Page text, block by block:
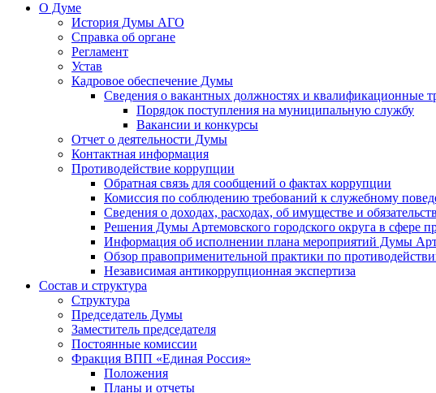
О Думе
История Думы АГО
Справка об органе
Регламент
Устав
Кадровое обеспечение Думы
Сведения о вакантных должностях и квалификационные
Порядок поступления на муниципальную службу
Вакансии и конкурсы
Отчет о деятельности Думы
Контактная информация
Противодействие коррупции
Обратная связь для сообщений о фактах коррупции
Комиссия по соблюдению требований к служебному
Сведения о доходах, расходах, об имуществе и
Решения Думы Артемовского городского округа в сфере
Информация об исполнении плана мероприятий Думы
Обзор правоприменительной практики по
Независимая антикоррупционная экспертиза
Состав и структура
Структура
Председатель Думы
Заместитель председателя
Постоянные комиссии
Фракция ВПП «Единая Россия»
Положения
Планы и отчеты